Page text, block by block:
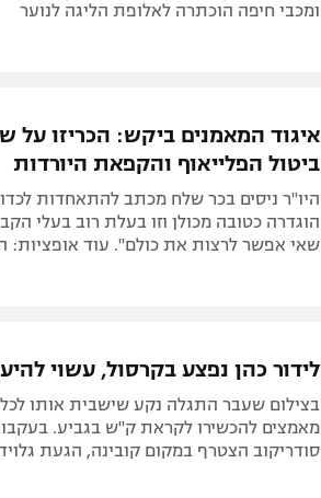
ומכבי חיפה הוכתרה לאלופת הליגה לנוער
איגוד המאמנים ביקש: הכריזו על
ביטול הפלייאוף והקפאת היורדות
היו"ר ניסים בכר שלח מכתב להתאחדות
הוגדרה כטובה מכולן וזו בעלת רוב בעלי
שאי אפשר לרצות את כולם". עוד אופציות:
לידור כהן נפצע בקרסול, עשוי
בצילום שעבר התגלה נקע שישבית אותו
מאמצים להכשירו לקראת ק"ש בגביע.
סודריקוב הצטרף במקום קובינה, הגעת